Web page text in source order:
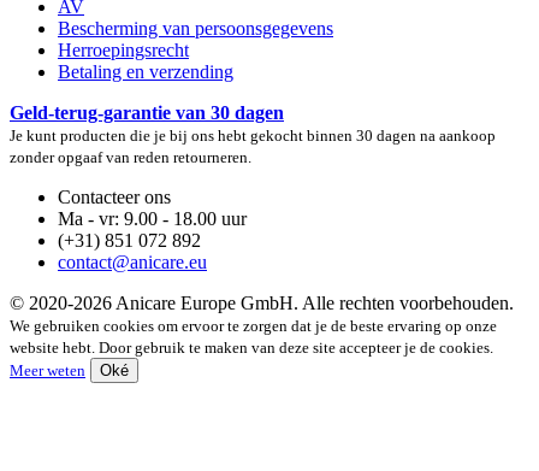
AV
Bescherming van persoonsgegevens
Herroepingsrecht
Betaling en verzending
Geld-terug-garantie van 30 dagen
Je kunt producten die je bij ons hebt gekocht binnen 30 dagen na aankoop
zonder opgaaf van reden retourneren.
Contacteer ons
Ma - vr: 9.00 - 18.00 uur
(+31) 851 072 892
contact@anicare.eu
© 2020-2026 Anicare Europe GmbH. Alle rechten voorbehouden.
We gebruiken cookies om ervoor te zorgen dat je de beste ervaring op onze
website hebt. Door gebruik te maken van deze site accepteer je de cookies.
Meer weten
Oké